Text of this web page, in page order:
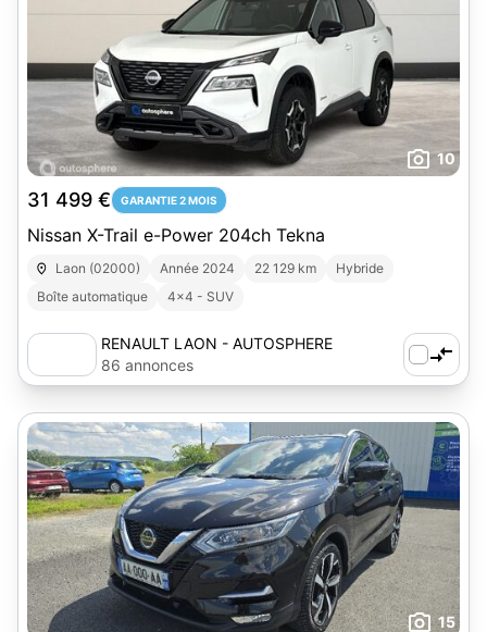
10
31 499 € GARANTIE 2 MOIS
Nissan X-Trail e-Power 204ch Tekna
Laon (02000) Année 2024 22 129 km
Hybride
Boîte automatique
4x4 - SUV
RENAULT LAON - AUTOSPHERE
86 annonces
15